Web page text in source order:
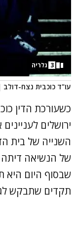
עו"ד כוכבית נצח-דולב
3 גלריה
כשעורכת הדין
ירושלים
השנייה של בית
של הנשיאה דיתה
שבסוף היום היא
תקדים שתבקש